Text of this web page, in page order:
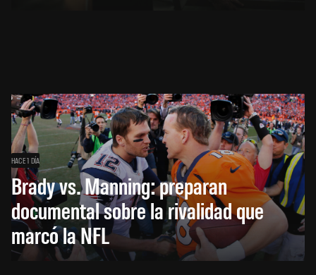
HACE 1 DÍA
Brady vs. Manning: preparan
documental sobre la rivalidad que
marcó la NFL